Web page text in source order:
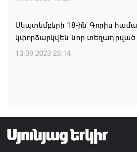
ՀՀ ԱԱԾ սահմանապահ զորքերի
դատավորն ինքնաբացարկ է
07.08.2026 16:55
Սեպտեմբերի 18-ին Գորիս
կփորձարկվեն նոր տեղադրված
13.09.2023 23:14